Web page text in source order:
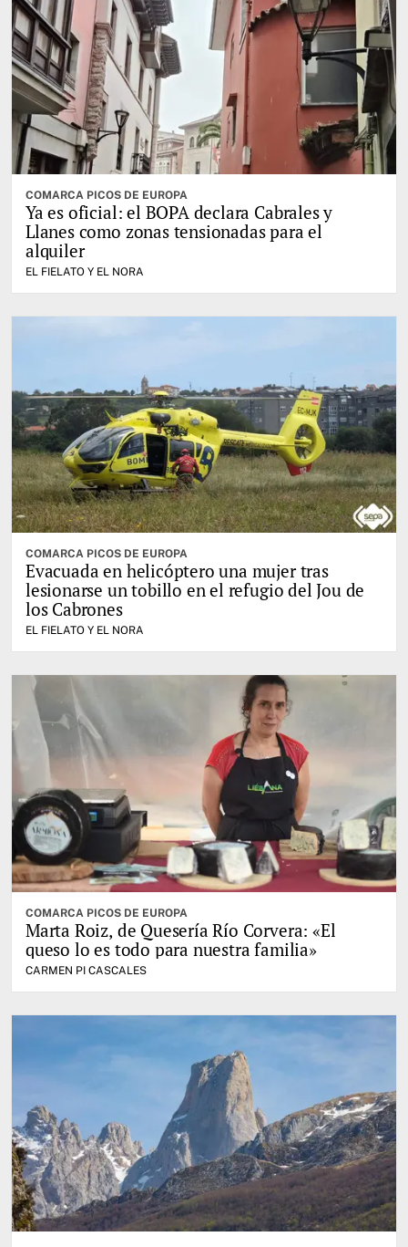
COMARCA PICOS DE EUROPA
Ya es oficial: el BOPA declara Cabrales y
Llanes como zonas tensionadas para el
alquiler
EL FIELATO Y EL NORA
COMARCA PICOS DE EUROPA
Evacuada en helicóptero una mujer tras
lesionarse un tobillo en el refugio del Jou de
los Cabrones
EL FIELATO Y EL NORA
COMARCA PICOS DE EUROPA
Marta Roiz, de Quesería Río Corvera: «El
queso lo es todo para nuestra familia»
CARMEN PI CASCALES